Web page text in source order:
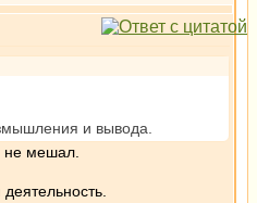
и вывода.
не мешал.